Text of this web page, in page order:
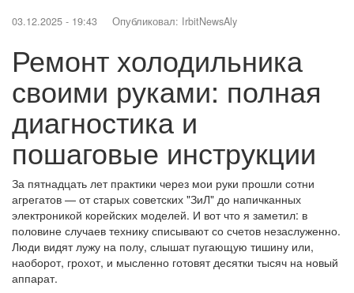
03.12.2025 - 19:43 Опубликовал: IrbitNewsAly
Ремонт холодильника
своими руками: полная
диагностика и
пошаговые инструкции
За пятнадцать лет практики через мои руки прошли сотни
агрегатов — от старых советских "ЗиЛ" до напичканных
электроникой корейских моделей. И вот что я заметил: в
половине случаев технику списывают со счетов незаслуженно.
Люди видят лужу на полу, слышат пугающую тишину или,
наоборот, грохот, и мысленно готовят десятки тысяч на новый
аппарат.